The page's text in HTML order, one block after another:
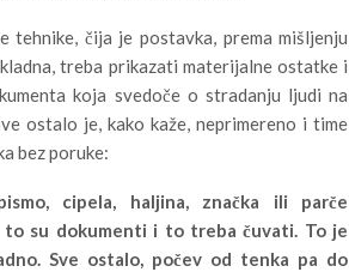
tehnike, čija je postavka, prema mišljenju
treba prikazati materijalne ostatke i
koja svedoče o stradanju ljudi na
ostalo je, kako kaže, neprimereno i time
bez poruke:
cipela, haljina, značka ili parče
to su dokumenti i to treba čuvati. To je
Sve ostalo, počev od tenka pa do